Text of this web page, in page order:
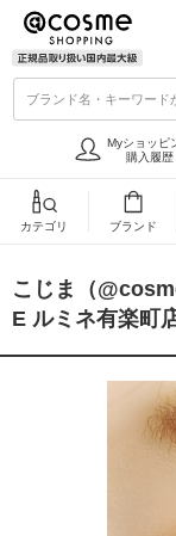
ブランド名・キーワード
Myショッピ
購入履歴
カテゴリ ブランド
こじま（
E ルミネ有楽町